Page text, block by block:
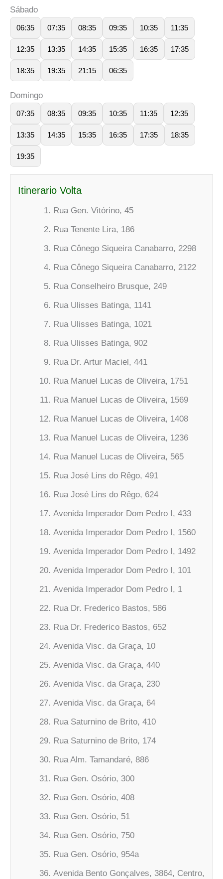
Sábado
06:35 07:35 08:35 09:35 10:35 11:35
12:35 13:35 14:35 15:35 16:35 17:35
18:35 19:35 21:15 06:35
Domingo
07:35 08:35 09:35 10:35 11:35 12:35
13:35 14:35 15:35 16:35 17:35 18:35
19:35
Itinerario Volta
Rua Gen. Vitórino, 45
Rua Tenente Lira, 186
Rua Cônego Siqueira Canabarro, 2298
Rua Cônego Siqueira Canabarro, 2122
Rua Conselheiro Brusque, 249
Rua Ulisses Batinga, 1141
Rua Ulisses Batinga, 1021
Rua Ulisses Batinga, 902
Rua Dr. Artur Maciel, 441
Rua Manuel Lucas de Oliveira, 1751
Rua Manuel Lucas de Oliveira, 1569
Rua Manuel Lucas de Oliveira, 1408
Rua Manuel Lucas de Oliveira, 1236
Rua Manuel Lucas de Oliveira, 565
Rua José Lins do Rêgo, 491
Rua José Lins do Rêgo, 624
Avenida Imperador Dom Pedro I, 433
Avenida Imperador Dom Pedro I, 1560
Avenida Imperador Dom Pedro I, 1492
Avenida Imperador Dom Pedro I, 101
Avenida Imperador Dom Pedro I, 1
Rua Dr. Frederico Bastos, 586
Rua Dr. Frederico Bastos, 652
Avenida Visc. da Graça, 10
Avenida Visc. da Graça, 440
Avenida Visc. da Graça, 230
Avenida Visc. da Graça, 64
Rua Saturnino de Brito, 410
Rua Saturnino de Brito, 174
Rua Alm. Tamandaré, 886
Rua Gen. Osório, 300
Rua Gen. Osório, 408
Rua Gen. Osório, 51
Rua Gen. Osório, 750
Rua Gen. Osório, 954a
Avenida Bento Gonçalves, 3864, Centro,